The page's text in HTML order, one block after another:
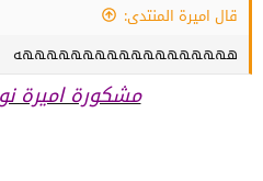
قال اميرة المنتدى:
ههههههههههههههههههه
مشكورة اميرة